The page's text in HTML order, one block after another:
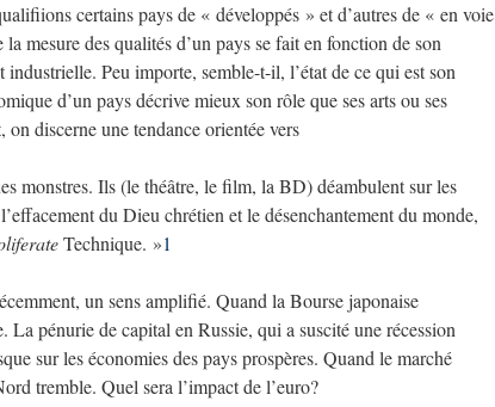
certains pays de « développés » et d’autres de « en voie
mesure des qualités d’un pays se fait en fonction de son
Peu importe, semble-t-il, l’état de ce qui est son
d’un pays décrive mieux son rôle que ses arts ou ses
discerne une tendance orientée vers
monstres. Ils (le théâtre, le film, la BD) déambulent sur les
du Dieu chrétien et le désenchantement du monde,
Technique. »1
un sens amplifié. Quand la Bourse japonaise
La pénurie de capital en Russie, qui a suscité une récession
sur les économies des pays prospères. Quand le marché
tremble. Quel sera l’impact de l’euro?